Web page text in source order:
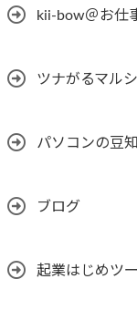
kii-bow＠お仕
ツナがるマル
パソコンの豆
ブログ
起業はじめツ